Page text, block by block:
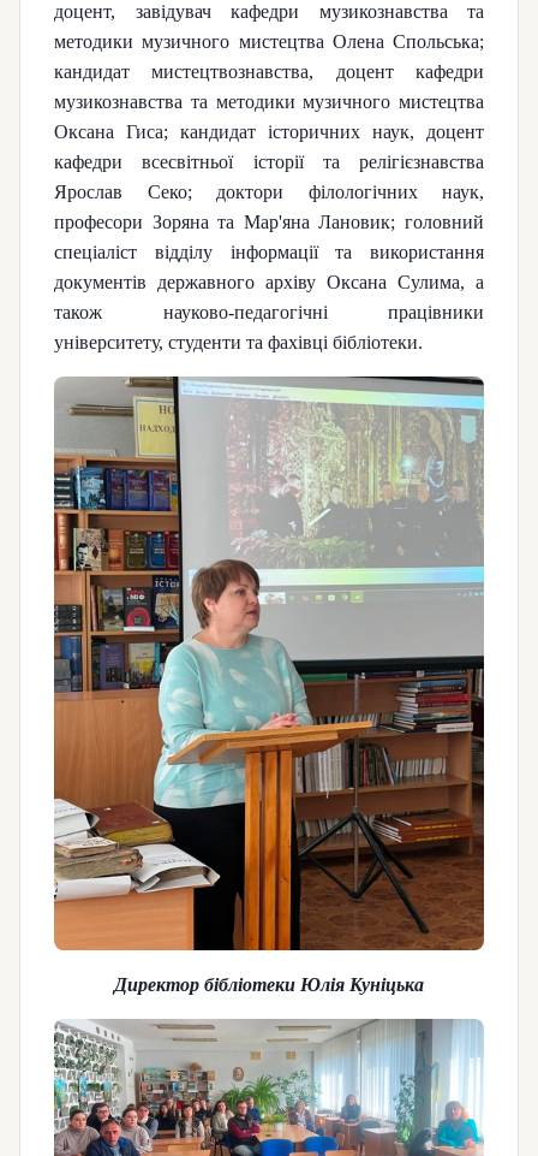
доцент, завідувач кафедри музикознавства та
методики музичного мистецтва Олена Спольська;
кандидат мистецтвознавства, доцент кафедри
музикознавства та методики музичного мистецтва
Оксана Гиса; кандидат історичних наук, доцент
кафедри всесвітньої історії та релігієзнавства
Ярослав Секо; доктори філологічних наук,
професори Зоряна та Мар'яна Лановик; головний
спеціаліст відділу інформації та використання
документів державного архіву Оксана Сулима, а
також науково-педагогічні працівники
університету, студенти та фахівці бібліотеки.
Директор бібліотеки Юлія Куніцька